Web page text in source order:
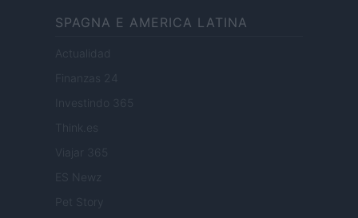
SPAGNA E AMERICA LATINA
Actualidad
Finanzas 24
Investindo 365
Think.es
Viajar 365
ES Newz